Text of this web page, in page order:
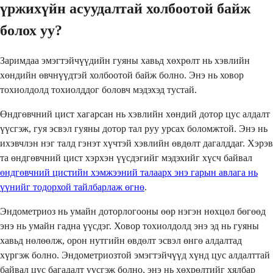
үржихүйн асуудалтай холбоотой байж
болох уу?
Заримдаа эмэгтэйчүүдийн гуяны хавьд хөхрөлт нь хэвлийн
хөндийн өвчнүүдтэй холбоотой байж болно. Энэ нь ховор
тохиолдолд тохиолддог боловч мэдэхэд тустай.
Өндгөвчний цист хагарсан нь хэвлийн хөндий дотор цус алдалт
үүсгэж, гуя эсвэл гуяны дотор тал руу урсах боломжтой. Энэ нь
ихэвчлэн нэг талд гэнэт хүчтэй хэвлийн өвдөлт дагалддаг. Хэрэв
та өндгөвчний цист хэрхэн үүсдэгийг мэдэхийг хүсч байвал
өндгөвчний цистийн хэмжээний талаарх энэ гарын авлага нь
үүнийг тодорхой тайлбарлаж өгнө.
Эндометриоз нь умайн доторлогооны өөр нэгэн нөхцөл бөгөөд
энэ нь умайн гадна үүсдэг. Ховор тохиолдолд энэ эд нь гуяны
хавьд нөлөөлж, орон нутгийн өвдөлт эсвэл өнгө алдалтад
хүргэж болно. Эндометриозтой эмэгтэйчүүд хүнд цус алдалттай
байвал цус багадалт үүсгэж болно, энэ нь хөхрөлтийг хялбар